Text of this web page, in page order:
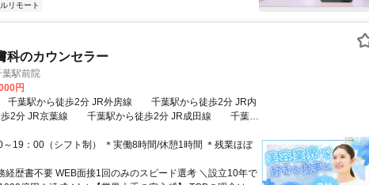
リモート
科のカウンセラー
葉駅前院
円
2分 JR京葉線 千葉駅から徒歩2分 JR成田線 千葉駅
成電鉄 京成千葉駅から徒歩4分
19：00（シフト制） ＊実働8時間/休憩1時間 ＊残業ほぼ
経歴書不要 WEB面接1回のみのスピード選考 ＼設立10年で